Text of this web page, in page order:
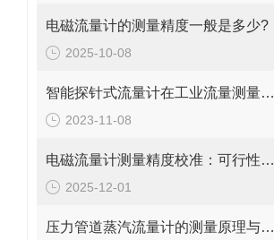
电磁流量计的测量精度一般是多少?
2025-10-08
智能探针式流量计在工业流量测量中的应用
2023-11-08
电磁流量计测量精度校准：可行性、方法与实操指南
2025-12-01
压力管道蒸汽流量计的测量原理与日常维护操作规范